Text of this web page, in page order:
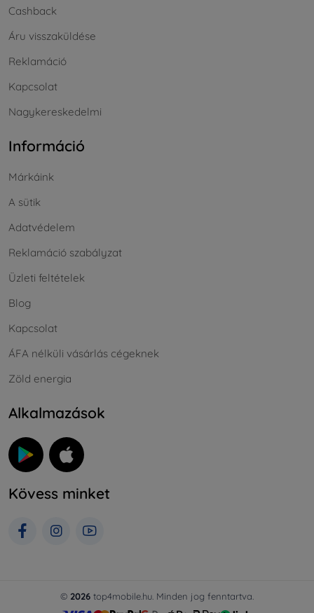
Cashback
Áru visszaküldése
Reklamáció
Kapcsolat
Nagykereskedelmi
Információ
Márkáink
A sütik
Adatvédelem
Reklamáció szabályzat
Üzleti feltételek
Blog
Kapcsolat
ÁFA nélküli vásárlás cégeknek
Zöld energia
Alkalmazások
Kövess minket
© 2026 top4mobile.hu. Minden jog fenntartva.